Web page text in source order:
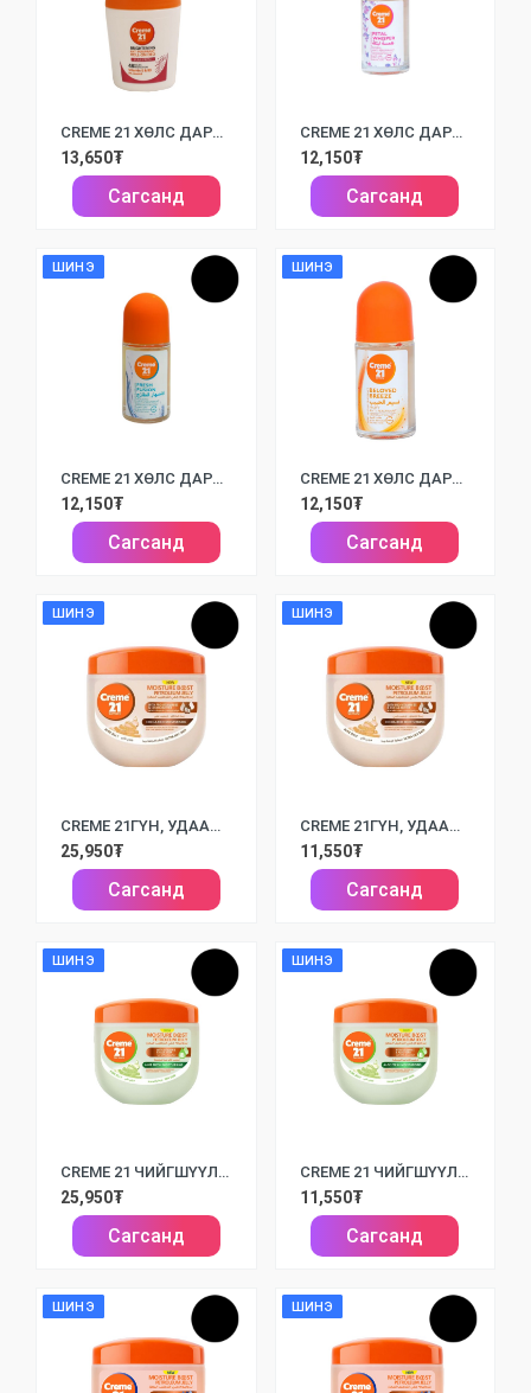
CREME 21 ХӨЛС ДАРАГЧ LUMI FRESH /50ML/
13,650₮
Сагсанд
CREME 21 ХӨЛС ДАРАГЧ PETAL WHISPER /50ML/
12,150₮
Сагсанд
ШИНЭ
CREME 21 ХӨЛС ДАРАГЧ FRESH FUSION /50ML/
12,150₮
Сагсанд
ШИНЭ
CREME 21 ХӨЛС ДАРАГЧ BELOWED BREEZE /50ML/
12,150₮
Сагсанд
ШИНЭ
CREME 21ГҮН, УДААН ХУГАЦААНЫ ЧИЙГШҮҮЛЭЛТ, НӨХӨН СЭРГЭЭХ ҮЙЛЧИЛГЭЭ / 300МЛ/
25,950₮
Сагсанд
ШИНЭ
CREME 21ГҮН, УДААН ХУГАЦААНЫ ЧИЙГШҮҮЛЭЛТ, НӨХӨН СЭРГЭЭХ ҮЙЛЧИЛГЭЭ / 100МЛ/
11,550₮
Сагсанд
ШИНЭ
CREME 21 ЧИЙГШҮҮЛЭЛТ + СЭРГЭЭГЧ, ТАЙВШРУУЛАХ ВАЗЕЛИН / 300МЛ/
25,950₮
Сагсанд
ШИНЭ
CREME 21 ЧИЙГШҮҮЛЭЛТ + СЭРГЭЭГЧ, ТАЙВШРУУЛАХ ВАЗЕЛИН / 100МЛ/
11,550₮
Сагсанд
ШИНЭ ШИНЭ